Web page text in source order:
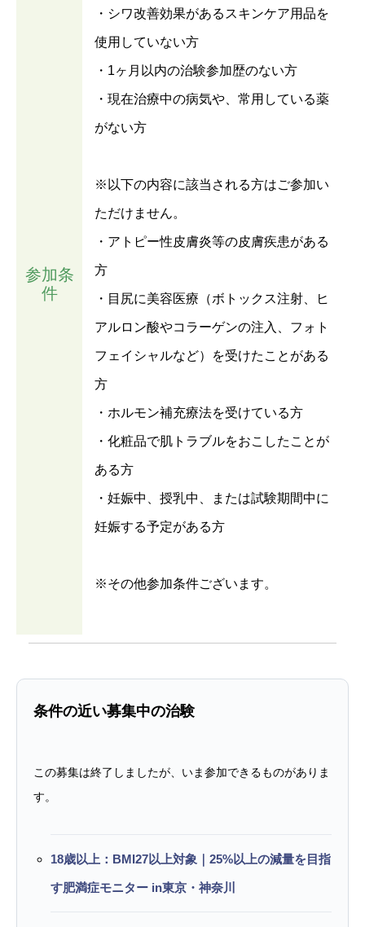
参加条
件
・シワ改善効果があるスキンケア用品を
使用していない方
・1ヶ月以内の治験参加歴のない方
・現在治療中の病気や、常用している薬
がない方
※以下の内容に該当される方はご参加い
ただけません。
・アトピー性皮膚炎等の皮膚疾患がある
方
・目尻に美容医療（ボトックス注射、ヒ
アルロン酸やコラーゲンの注入、フォト
フェイシャルなど）を受けたことがある
方
・ホルモン補充療法を受けている方
・化粧品で肌トラブルをおこしたことが
ある方
・妊娠中、授乳中、または試験期間中に
妊娠する予定がある方
※その他参加条件ございます。
条件の近い募集中の治験
この募集は終了しましたが、いま参加できるものがありま
す。
18歳以上：BMI27以上対象｜25%以上の減量を目指
す肥満症モニター in東京・神奈川